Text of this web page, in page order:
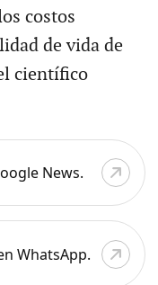
costos
de vida de
científico
News.
WhatsApp.